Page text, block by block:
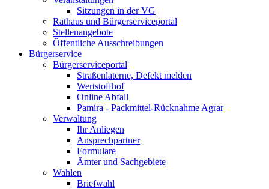
Sitzungen in der VG
Rathaus und Bürgerserviceportal
Stellenangebote
Öffentliche Ausschreibungen
Bürgerservice
Bürgerserviceportal
Straßenlaterne, Defekt melden
Wertstoffhof
Online Abfall
Pamira - Packmittel-Rücknahme Agrar
Verwaltung
Ihr Anliegen
Ansprechpartner
Formulare
Ämter und Sachgebiete
Wahlen
Briefwahl